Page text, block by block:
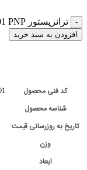
ترانزیستور 2N5401 PNP عدد
افزودن به سبد خرید
کد فنی محصول
شناسه محصول
تاریخ به روزرسانی قیمت
وزن
ابعاد